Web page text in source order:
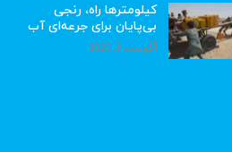
کیلومترها راه، رنجی
بی‌پایان برای جرعه‌ای آب
آگوست 8, 2026